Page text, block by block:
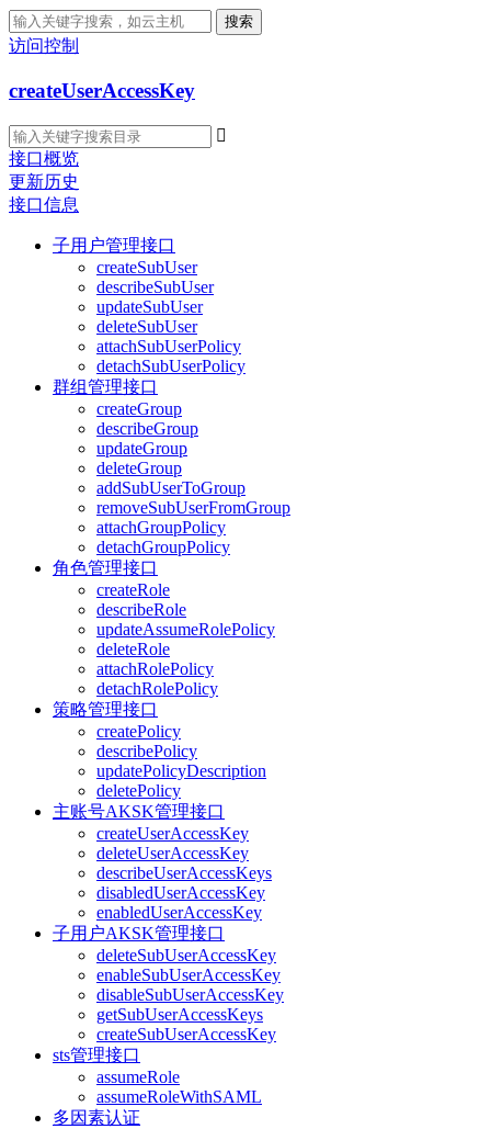
搜索
访问控制
createUserAccessKey

接口概览
更新历史
接口信息
子用户管理接口
createSubUser
describeSubUser
updateSubUser
deleteSubUser
attachSubUserPolicy
detachSubUserPolicy
群组管理接口
createGroup
describeGroup
updateGroup
deleteGroup
addSubUserToGroup
removeSubUserFromGroup
attachGroupPolicy
detachGroupPolicy
角色管理接口
createRole
describeRole
updateAssumeRolePolicy
deleteRole
attachRolePolicy
detachRolePolicy
策略管理接口
createPolicy
describePolicy
updatePolicyDescription
deletePolicy
主账号AKSK管理接口
createUserAccessKey
deleteUserAccessKey
describeUserAccessKeys
disabledUserAccessKey
enabledUserAccessKey
子用户AKSK管理接口
deleteSubUserAccessKey
enableSubUserAccessKey
disableSubUserAccessKey
getSubUserAccessKeys
createSubUserAccessKey
sts管理接口
assumeRole
assumeRoleWithSAML
多因素认证